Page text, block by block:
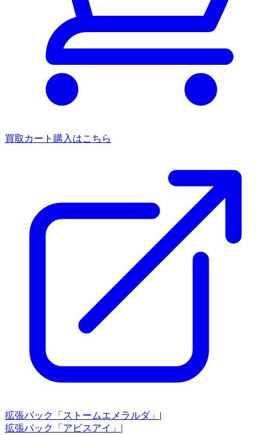
買取カート 購入はこちら
拡張パック 「ストームエメラルダ」 |
拡張パック
「アビスアイ」 |